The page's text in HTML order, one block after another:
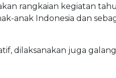
rangkaian kegiatan
anak Indonesia dan
dilaksanakan juga